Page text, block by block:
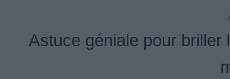
Astuce géniale pour